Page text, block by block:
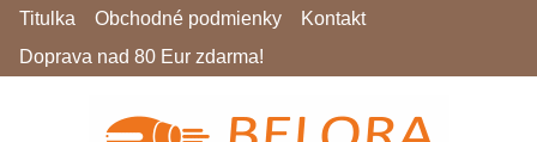
Titulka Obchodné podmienky
Kontakt
Doprava nad 80 Eur zdarma!